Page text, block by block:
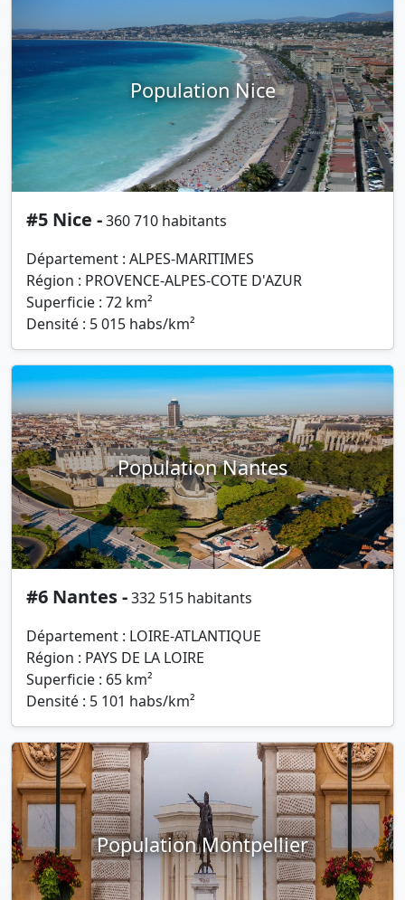
Population Nice
#5 Nice -360 710 habitants
Département : ALPES-MARITIMES
Région : PROVENCE-ALPES-COTE D'AZUR
Superficie : 72 km²
Densité : 5 015 habs/km²
Population Nantes
#6 Nantes -332 515 habitants
Département : LOIRE-ATLANTIQUE
Région : PAYS DE LA LOIRE
Superficie : 65 km²
Densité : 5 101 habs/km²
Population Montpellier